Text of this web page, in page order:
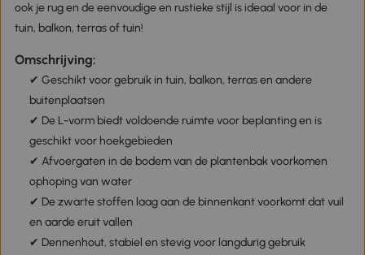
ook je rug en de eenvoudige en rustieke stijl is ideaal voor in de
tuin, balkon, terras of tuin!
Omschrijving:
✔ Geschikt voor gebruik in tuin, balkon, terras en andere
buitenplaatsen
✔ De L-vorm biedt voldoende ruimte voor beplanting en is
geschikt voor hoekgebieden
✔ Afvoergaten in de bodem van de plantenbak voorkomen
ophoping van water
✔ De zwarte stoffen laag aan de binnenkant voorkomt dat vuil
en aarde eruit vallen
✔ Dennenhout, stabiel en stevig voor langdurig gebruik